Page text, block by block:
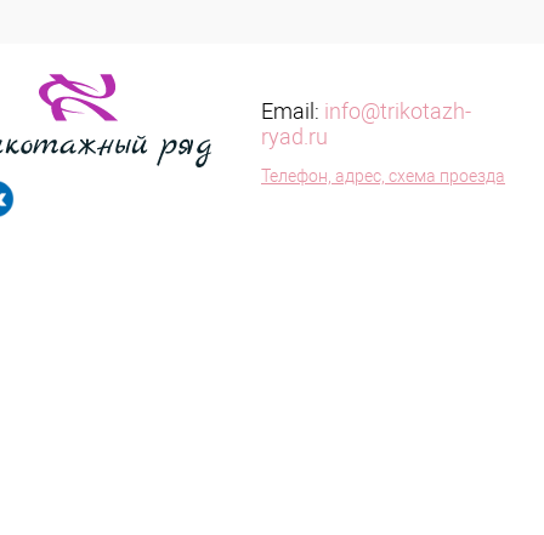
Email: info@trikotazh-
ryad.ru
Телефон, адрес, схема проезда